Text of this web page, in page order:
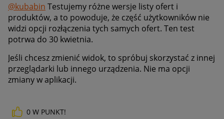
@kubabin Testujemy różne wersje listy ofert i
produktów, a to powoduje, że część użytkowników nie
widzi opcji rozłączenia tych samych ofert. Ten test
potrwa do 30 kwietnia.
Jeśli chcesz zmienić widok, to spróbuj skorzystać z innej
przeglądarki lub innego urządzenia. Nie ma opcji
zmiany w aplikacji.
0 W PUNKT!